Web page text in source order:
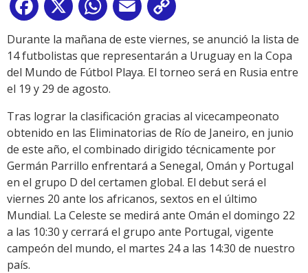
Facebook
X WhatsApp
Email
Link
Durante la mañana de este viernes, se anunció la lista de
14 futbolistas que representarán a Uruguay en la Copa
del Mundo de Fútbol Playa. El torneo será en Rusia entre
el 19 y 29 de agosto.
Tras lograr la clasificación gracias al vicecampeonato
obtenido en las Eliminatorias de Río de Janeiro, en junio
de este año, el combinado dirigido técnicamente por
Germán Parrillo enfrentará a Senegal, Omán y Portugal
en el grupo D del certamen global. El debut será el
viernes 20 ante los africanos, sextos en el último
Mundial. La Celeste se medirá ante Omán el domingo 22
a las 10:30 y cerrará el grupo ante Portugal, vigente
campeón del mundo, el martes 24 a las 14:30 de nuestro
país.